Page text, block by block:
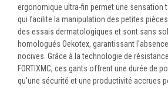
ergonomique ultra-fin permet une sensation
qui facilite la manipulation des petites
des essais dermatologiques et sont sans
homologués Oekotex, garantissant
nocives. Grâce à la technologie de
FORTIXMC, ces gants offrent une durée de
qu'une sécurité et une productivité accrues